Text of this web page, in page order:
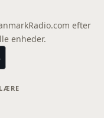
efter
enheder.